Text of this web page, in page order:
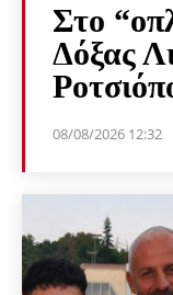
Στο
Δόξας
08/08/2026 12:32